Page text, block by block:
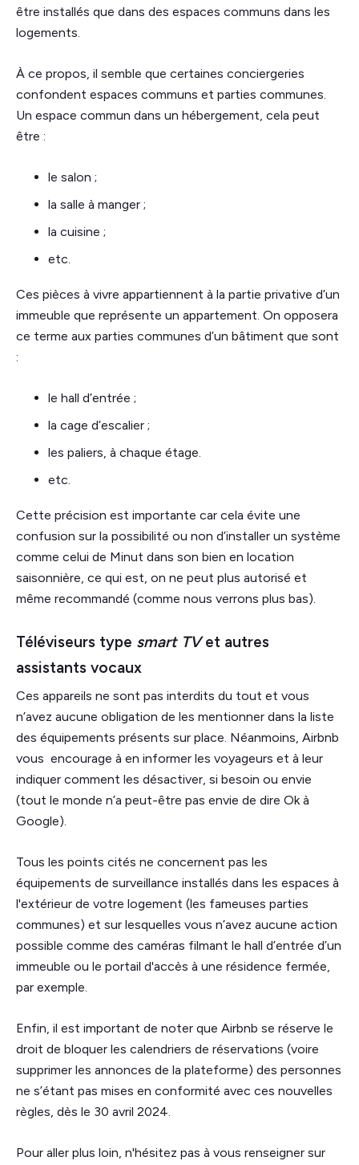
être installés que dans des espaces communs dans les
logements.
À ce propos, il semble que certaines conciergeries
confondent espaces communs et parties communes.
Un espace commun dans un hébergement, cela peut
être :
le salon ;
la salle à manger ;
la cuisine ;
etc.
Ces pièces à vivre appartiennent à la partie privative d’un
immeuble que représente un appartement. On opposera
ce terme aux parties communes d’un bâtiment que sont
:
le hall d’entrée ;
la cage d’escalier ;
les paliers, à chaque étage.
etc.
Cette précision est importante car cela évite une
confusion sur la possibilité ou non d’installer un système
comme celui de Minut dans son bien en location
saisonnière, ce qui est, on ne peut plus autorisé et
même recommandé (comme nous verrons plus bas).
Téléviseurs type smart TVet autres
assistants vocaux
Ces appareils ne sont pas interdits du tout et vous
n’avez aucune obligation de les mentionner dans la liste
des équipements présents sur place. Néanmoins, Airbnb
vous encourage à en informer les voyageurs et à leur
indiquer comment les désactiver, si besoin ou envie
(tout le monde n’a peut-être pas envie de dire Ok à
Google).
Tous les points cités ne concernent pas les
équipements de surveillance installés dans les espaces à
l'extérieur de votre logement (les fameuses parties
communes) et sur lesquelles vous n’avez aucune action
possible comme des caméras filmant le hall d’entrée d’un
immeuble ou le portail d'accès à une résidence fermée,
par exemple.
Enfin, il est important de noter que Airbnb se réserve le
droit de bloquer les calendriers de réservations (voire
supprimer les annonces de la plateforme) des personnes
ne s’étant pas mises en conformité avec ces nouvelles
règles, dès le 30 avril 2024.
Pour aller plus loin, n'hésitez pas à vous renseigner sur